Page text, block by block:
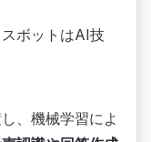
ボットはAI技
、機械学習によ